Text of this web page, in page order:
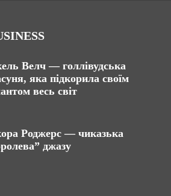
Велч — голлівудська
яка підкорила своїм
весь світ
Роджерс — чиказька
джазу